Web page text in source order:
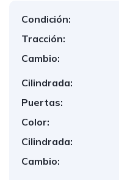
Condición:
Tracción:
Cambio:
Cilindrada:
Puertas:
Color:
Cilindrada:
Cambio: